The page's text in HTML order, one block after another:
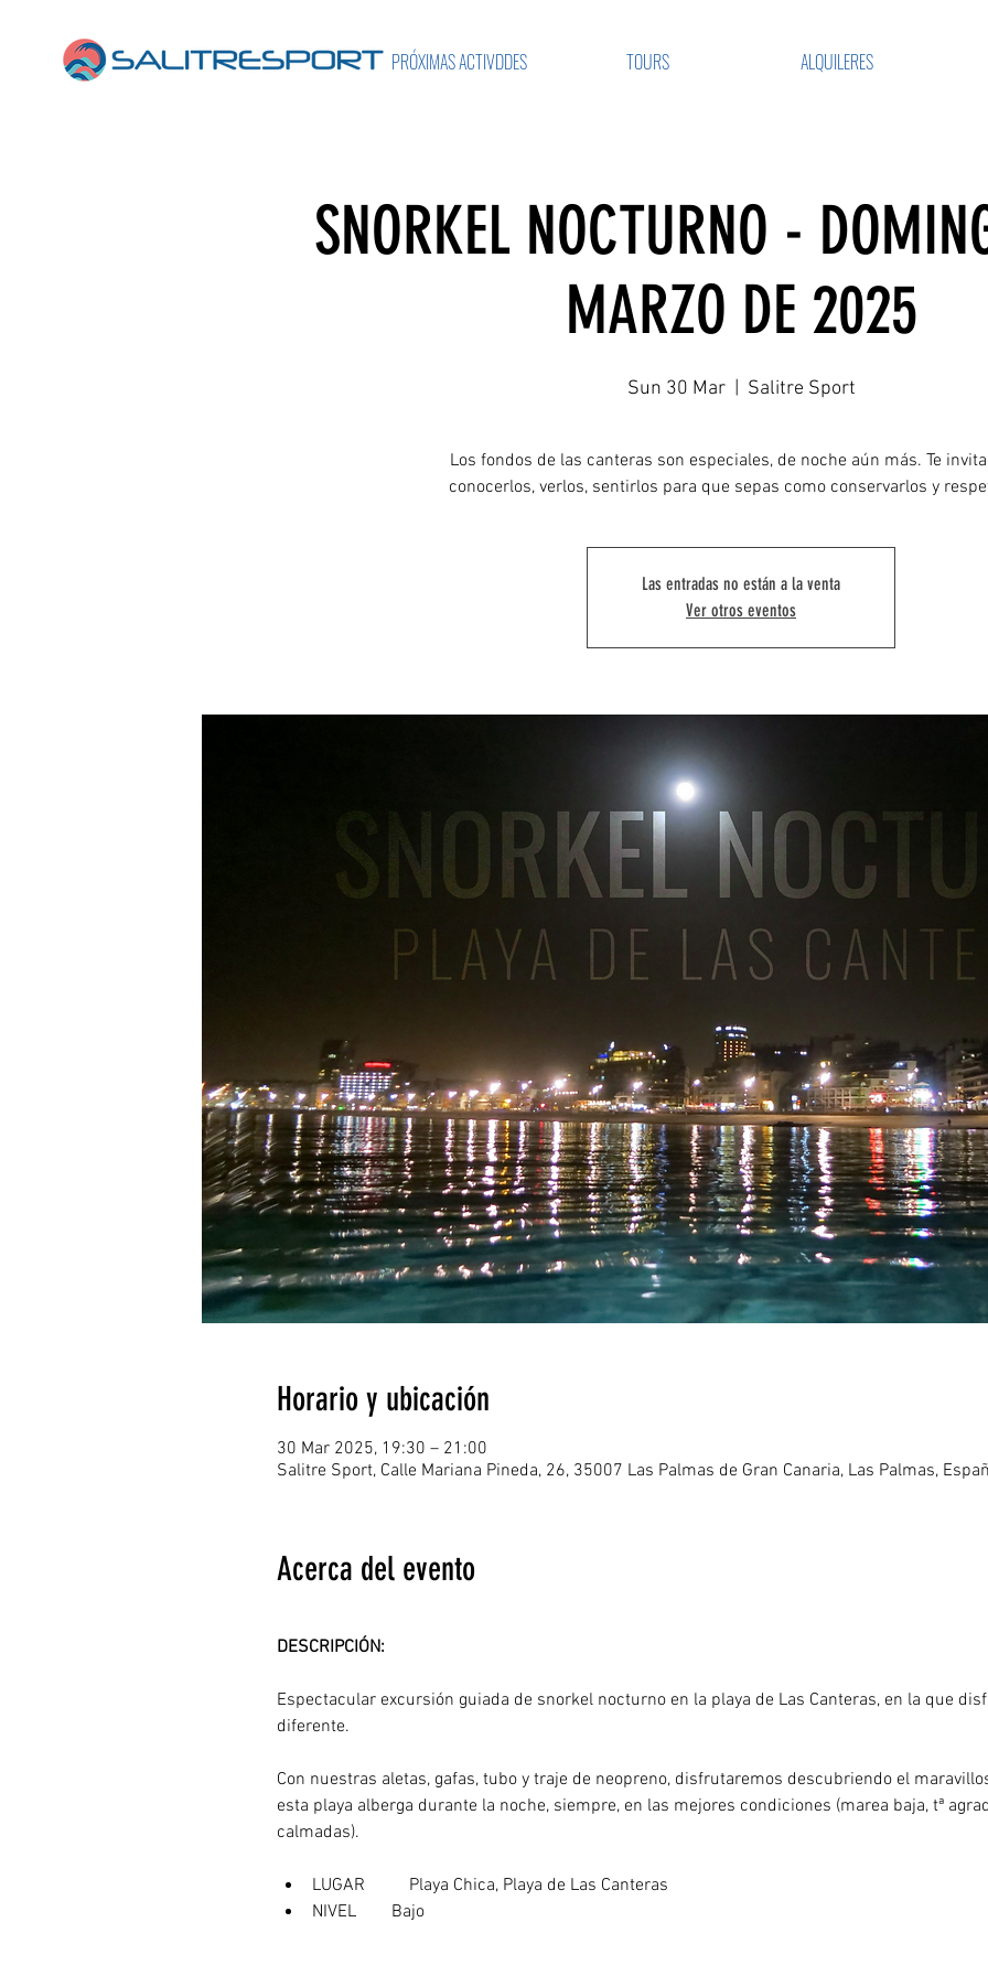
PRÓXIMAS ACTIVDDES TOURS ALQUILERES
SNORKEL NOCTURNO -
MARZO DE 2025
Sun 30 Mar
  |
Salitre Sport
Los fondos de las canteras son especiales, de noche aún más. Te
conocerlos, verlos, sentirlos para que sepas como conservarlos y
Las entradas no están a la venta
Ver otros eventos
Horario y ubicación
30 Mar 2025, 19:30 – 21:00
Salitre Sport, Calle Mariana Pineda, 26, 35007 Las Palmas de Gran Canaria, Las Palmas,
Acerca del evento
DESCRIPCIÓN:
Espectacular excursión guiada de snorkel nocturno en la playa de Las Canteras, en la que
diferente.
Con nuestras aletas, gafas, tubo y traje de neopreno, disfrutaremos descubriendo el
esta playa alberga durante la noche, siempre, en las mejores condiciones (marea baja, tª
calmadas).
LUGAR	  Playa Chica, Playa de Las Canteras
NIVEL        Bajo